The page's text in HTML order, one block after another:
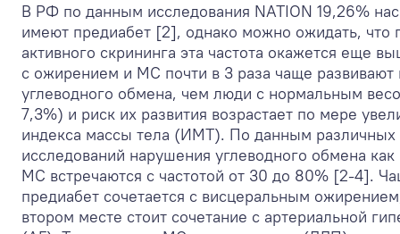
В РФ по данным исследования NATION 19,26%
имеют предиабет [2], однако можно ожидать, что
активного скрининга эта частота окажется еще
с ожирением и МС почти в 3 раза чаще развивают
углеводного обмена, чем люди с нормальным
7,3%) и риск их развития возрастает по мере
индекса массы тела (ИМТ). По данным различных
исследований нарушения углеводного обмена
МС встречаются с частотой от 30 до 80% [2-4].
предиабет сочетается с висцеральным
втором месте стоит сочетание с артериальной